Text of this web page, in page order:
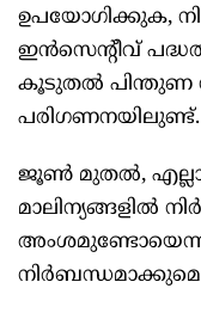
ഉപയോഗിക്കുക,
ഇന്‍സെന്റീവ്
കൂടുതല്‍ പിന്തുണ
പരിഗണനയിലുണ്ട്.
ജൂണ്‍ മുതല്‍, എല്ലാ
മാലിന്യങ്ങളില്‍